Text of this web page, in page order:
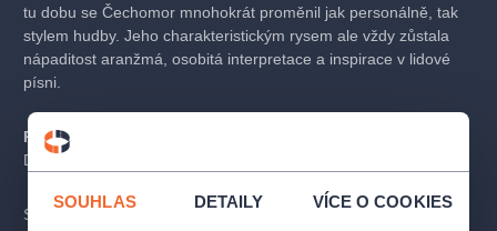
SOUHLAS DETAILY VÍCE O COOKIES
tu dobu se Čechomor mnohokrát proměnil jak personálně, tak
stylem hudby. Jeho charakteristickým rysem ale vždy zůstala
nápaditost aranžmá, osobitá interpretace a inspirace v lidové
písni.
Rodinná vstupenka:
Děti do 6 let (včetně) mají vstup zdarma.
Skupina koncertovala úspěšně v Evropě, Severní Americe,